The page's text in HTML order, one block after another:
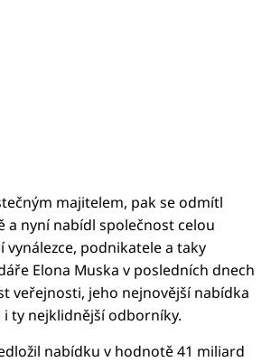
majitelem, pak se odmítl
a nyní nabídl společnost celou
vynálezce, podnikatele a taky
Elona Muska v posledních dnech
veřejnosti, jeho nejnovější nabídka
i ty nejklidnější odborníky.
nabídku v hodnotě 41 miliard